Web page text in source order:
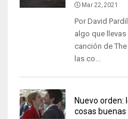
Mar 22, 2021
Por David
algo que
canción de
las co...
Nuevo orden:
cosas buenas